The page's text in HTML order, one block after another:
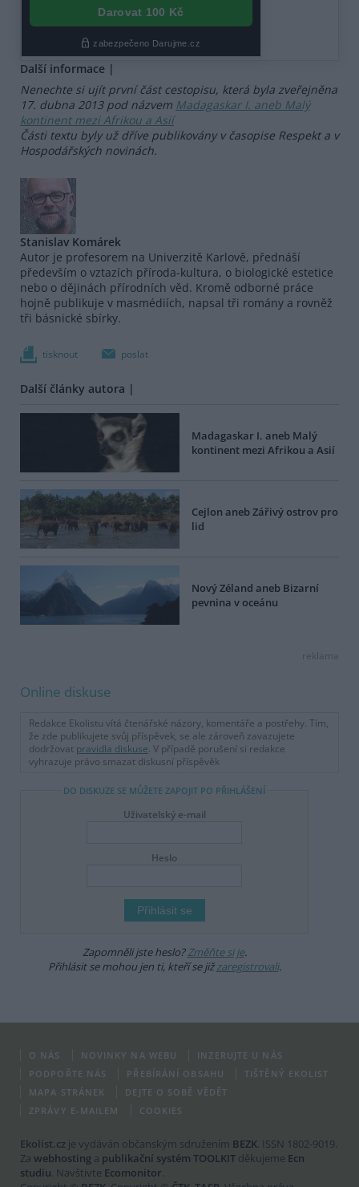
Další informace |
Nenechte si ujít první část cestopisu, která byla zveřejněna
17. dubna 2013 pod názvem Madagaskar I. aneb Malý
kontinent mezi Afrikou a Asií
Části textu byly už dříve publikovány v časopise Respekt a v
Hospodářských novinách.
Stanislav Komárek
Autor je profesorem na Univerzitě Karlově, přednáší
především o vztazích příroda-kultura, o biologické estetice
nebo o dějinách přírodních věd. Kromě odborné práce
hojně publikuje v masmédiích, napsal tři romány a rovněž
tři básnické sbírky.
tisknout poslat
Další články autora |
Madagaskar I. aneb Malý
kontinent mezi Afrikou a Asií
Cejlon aneb Zářivý ostrov pro
lid
Nový Zéland aneb Bizarní
pevnina v oceánu
reklama
Online diskuse
Redakce Ekolistu vítá čtenářské názory, komentáře a postřehy. Tím,
že zde publikujete svůj příspěvek, se ale zároveň zavazujete
dodržovat pravidla diskuse. V případě porušení si redakce
vyhrazuje právo smazat diskusní příspěvěk
DO DISKUZE SE MŮŽETE ZAPOJIT PO PŘIHLÁŠENÍ
Uživatelský e-mail
Heslo
Zapomněli jste heslo?Změňte si je.
Přihlásit se mohou jen ti, kteří se jižzaregistrovali.
O NÁS NOVINKY NA WEBU
INZERUJTE U NÁS
PODPOŘTE NÁS
PŘEBÍRÁNÍ OBSAHU
TIŠTĚNÝ EKOLIST
MAPA STRÁNEK
DEJTE O SOBĚ VĚDĚT
ZPRÁVY E-MAILEM
COOKIES
Ekolist.cz je vydáván občanským sdružením BEZK. ISSN 1802-9019.
Za webhosting a publikační systém TOOLKIT děkujeme Ecn
studiu. Navštivte Ecomonitor.